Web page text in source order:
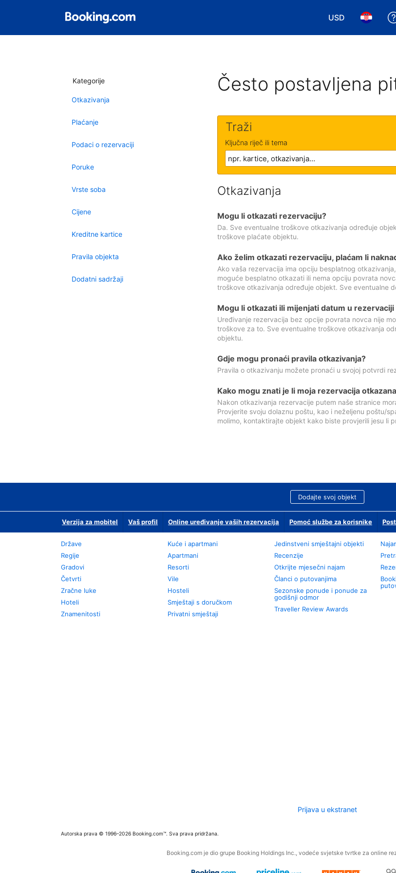
USD
Odaberite
Kategorije
Otkazivanja
Plaćanje
Podaci o rezervaciji
Poruke
Vrste soba
Cijene
Kreditne kartice
Pravila objekta
Dodatni sadržaji
Često postavljena
Traži
Ključna riječ ili tema
Otkazivanja
Mogu li otkazati rezervaciju?
Da. Sve eventualne troškove otkazivanja određuje
troškove plaćate objektu.
Ako želim otkazati rezervaciju, plaćam li
Ako vaša rezervacija ima opciju besplatnog
moguće besplatno otkazati ili nema opciju povrata
troškove otkazivanja određuje objekt. Sve eventualne
Mogu li otkazati ili mijenjati datum u
Uređivanje rezervacija bez opcije povrata novca nije
troškove za to. Sve eventualne troškove otkazivanja
objektu.
Gdje mogu pronaći pravila otkazivanja?
Pravila o otkazivanju možete pronaći u svojoj potvrdi
Kako mogu znati je li moja rezervacija
Nakon otkazivanja rezervacije putem naše stranice
Provjerite svoju dolaznu poštu, kao i neželjenu poštu/
molimo, kontaktirajte objekt kako biste provjerili jesu li
Dodajte svoj objekt
Verzija za mobitel Vaš profil Online uređivanje vaših rezervacija Pomoć službe za korisnike
Države
Regije
Gradovi
Četvrti
Zračne luke
Hoteli
Znamenitosti
Kuće i apartmani
Apartmani
Resorti
Vile
Hosteli
Smještaji s doručkom
Privatni smještaji
Jedinstveni smještajni objekti
Recenzije
Otkrijte mjesečni najam
Članci o putovanjima
Sezonske ponude i ponude za
godišnji odmor
Traveller Review Awards
Prijava u ekstranet
Autorska prava © 1996–2026 Booking.com™. Sva prava pridržana.
Booking.com je dio grupe Booking Holdings Inc., vodeće svjetske tvrtke za online